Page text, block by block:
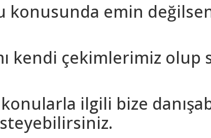
konusunda emin
kendi çekimlerimiz olup
ilgili bize